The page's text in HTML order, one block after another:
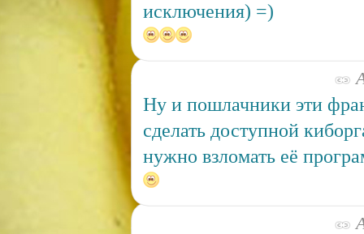
исключения) =)
Ну и пошлачники эти
сделать доступной
нужно взломать её